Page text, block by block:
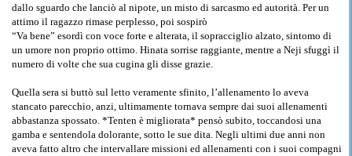
dallo sguardo che lanciò al nipote, un misto di sarcasmo ed autorità. Per un
attimo il ragazzo rimase perplesso, poi sospirò
“Va bene” esordì con voce forte e alterata, il sopracciglio alzato, sintomo di
un umore non proprio ottimo. Hinata sorrise raggiante, mentre a Neji sfuggì il
numero di volte che sua cugina gli disse grazie.
Quella sera si buttò sul letto veramente sfinito, l’allenamento lo aveva
stancato parecchio, anzi, ultimamente tornava sempre dai suoi allenamenti
abbastanza spossato. *Tenten è migliorata* pensò subito, toccandosi una
gamba e sentendola dolorante, sotto le sue dita. Negli ultimi due anni non
aveva fatto altro che intervallare missioni ed allenamenti con i suoi compagni